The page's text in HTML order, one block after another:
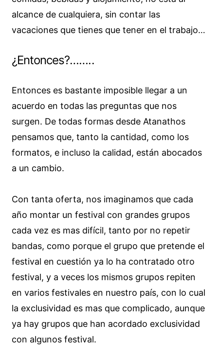
alcance de cualquiera, sin contar las
vacaciones que tienes que tener en el trabajo…
¿Entonces?……..
Entonces es bastante imposible llegar a un
acuerdo en todas las preguntas que nos
surgen. De todas formas desde Atanathos
pensamos que, tanto la cantidad, como los
formatos, e incluso la calidad, están abocados
a un cambio.
Con tanta oferta, nos imaginamos que cada
año montar un festival con grandes grupos
cada vez es mas difícil, tanto por no repetir
bandas, como porque el grupo que pretende el
festival en cuestión ya lo ha contratado otro
festival, y a veces los mismos grupos repiten
en varios festivales en nuestro país, con lo cual
la exclusividad es mas que complicado, aunque
ya hay grupos que han acordado exclusividad
con algunos festival.